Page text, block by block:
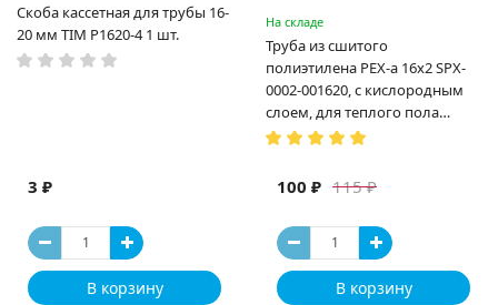
Скоба кассетная для трубы 16-
20 мм TIM P1620-4 1 шт.
3 ₽
В корзину
На складе
Труба из сшитого
полиэтилена PEX-a 16х2 SPX-
0002-001620, с кислородным
слоем, для теплого пола
(Испания)
115 ₽
100 ₽
В корзину